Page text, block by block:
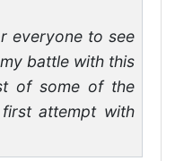
everyone to see
battle with this
of some of the
attempt with